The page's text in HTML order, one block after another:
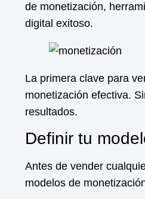
de monetización,
digital exitoso.
La primera clave para
monetización efectiva.
resultados.
Definir tu
Antes de vender
modelos de